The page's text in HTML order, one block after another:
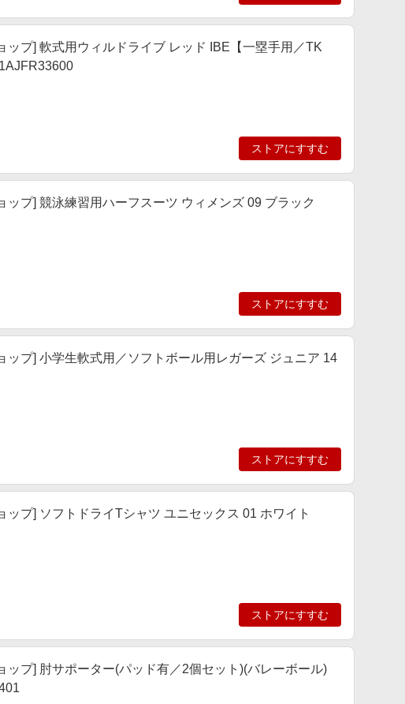
ップ] 軟式用ウィルドライブ レッド IBE【一塁手用／TK
ストアにすすむ
プ] 競泳練習用ハーフスーツ ウィメンズ 09 ブラック
ストアにすすむ
ップ] 小学生軟式用／ソフトボール用レガーズ ジュニア 14
ストアにすすむ
プ] ソフトドライTシャツ ユニセックス 01 ホワイト
ストアにすすむ
ップ] 肘サポーター(パッド有／2個セット)(バレーボール)